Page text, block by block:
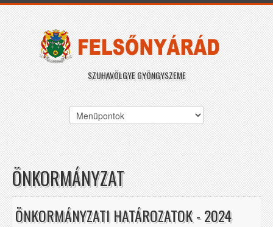
SZUHAVÖLGYE GYÖNGYSZEME
ÖNKORMÁNYZAT
ÖNKORMÁNYZATI HATÁROZATOK - 2024